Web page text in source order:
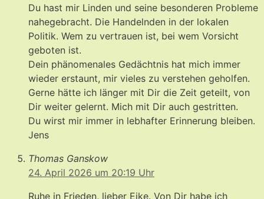
Du hast mir Linden und seine besonderen Probleme
nahegebracht. Die Handelnden in der lokalen
Politik. Wem zu vertrauen ist, bei wem Vorsicht
geboten ist.
Dein phänomenales Gedächtnis hat mich immer
wieder erstaunt, mir vieles zu verstehen geholfen.
Gerne hätte ich länger mit Dir die Zeit geteilt, von
Dir weiter gelernt. Mich mit Dir auch gestritten.
Du wirst mir immer in lebhafter Erinnerung bleiben.
Jens
Thomas Ganskow
24. April 2026 um 20:19 Uhr
Ruhe in Frieden, lieber Eike. Von Dir habe ich